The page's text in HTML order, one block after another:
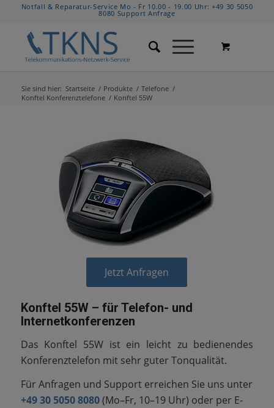
Notfall & Reparatur-Service Mo - Fr 10.00 - 19.00 Uhr:+49 30 5050
8080 Support Anfrage
Sie sind hier: Startseite / Produkte / Telefone /
Konftel Konferenztelefone / Konftel 55W
Jetzt Anfragen
Konftel 55W – für Telefon- und
Internetkonferenzen
Das Konftel 55W ist ein leicht zu bedienendes
Konferenztelefon mit sehr guter Tonqualität.
Für Anfragen und Support erreichen Sie uns unter
+49 30 5050 8080(Mo–Fr, 10–19 Uhr) oder per E-